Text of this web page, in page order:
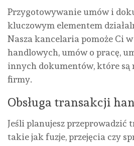
Przygotowywanie umów i
kluczowym elementem
Nasza kancelaria pomoże Ci
handlowych, umów o pracę,
innych dokumentów, które są
firmy.
Obsługa transakcji
Jeśli planujesz przeprowadzić
takie jak fuzje, przejęcia czy